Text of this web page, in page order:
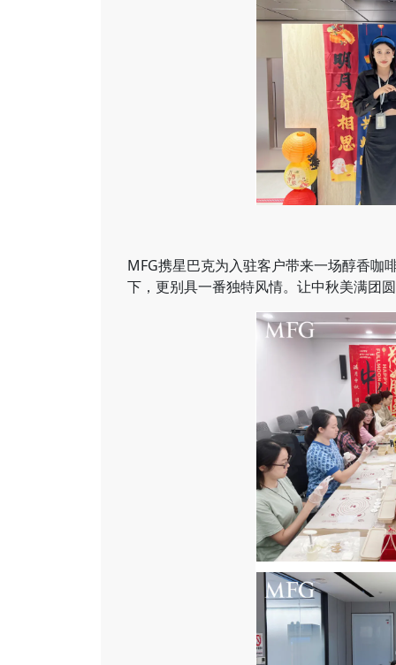
MFG携星巴克为入驻客户带来一场醇香咖
下，更别具一番独特风情。让中秋美满团